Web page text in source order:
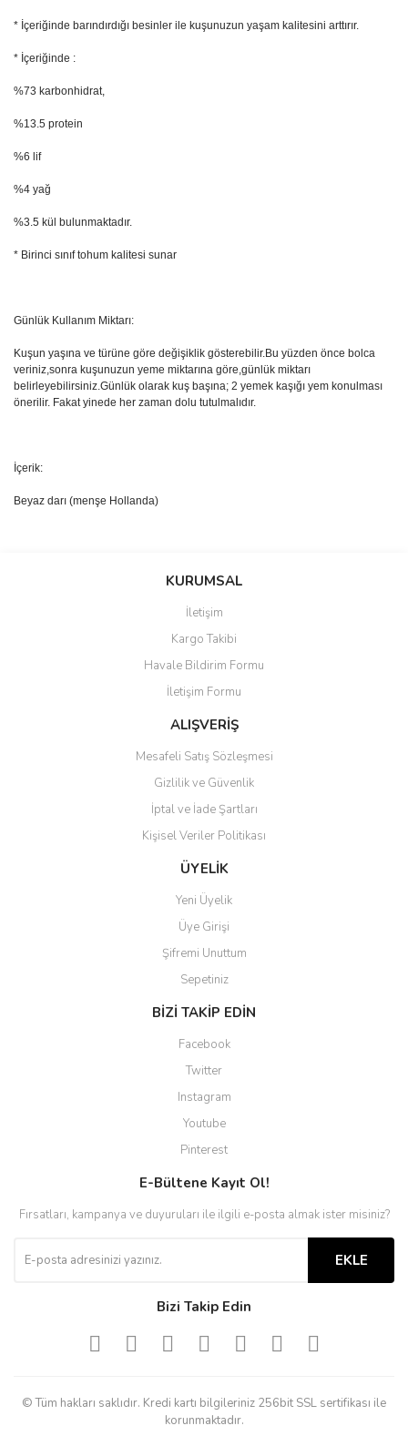
* İçeriğinde barındırdığı besinler ile kuşunuzun yaşam kalitesini arttırır.
* İçeriğinde :
%73 karbonhidrat,
%13.5 protein
%6 lif
%4 yağ
%3.5 kül bulunmaktadır.
* Birinci sınıf tohum kalitesi sunar
Günlük Kullanım Miktarı:
Kuşun yaşına ve türüne göre değişiklik gösterebilir.Bu yüzden önce bolca
veriniz,sonra kuşunuzun yeme miktarına göre,günlük miktarı
belirleyebilirsiniz.Günlük olarak kuş başına; 2 yemek kaşığı yem konulması
önerilir. Fakat yinede her zaman dolu tutulmalıdır.
İçerik:
Beyaz darı (menşe Hollanda)
Bu ürüne ilk yorumu siz yapın!
Ürün resmi kalitesiz, bozuk veya görüntülenemiyor.
Ürün açıklamasında eksik bilgiler bulunuyor.
Ürün bilgilerinde hatalar bulunuyor.
Ürün fiyatı diğer sitelerden daha pahalı.
Gönder
KURUMSAL
İletişim
Kargo Takibi
Havale Bildirim Formu
İletişim Formu
ALIŞVERİŞ
Mesafeli Satış Sözleşmesi
Gizlilik ve Güvenlik
İptal ve İade Şartları
Kişisel Veriler Politikası
ÜYELİK
Yeni Üyelik
Üye Girişi
Şifremi Unuttum
Sepetiniz
BİZİ TAKİP EDİN
Facebook
Twitter
Instagram
Youtube
Pinterest
E-Bültene Kayıt Ol!
Fırsatları, kampanya ve duyuruları ile ilgili e-posta almak ister misiniz?
EKLE
Bizi Takip Edin
© Tüm hakları saklıdır. Kredi kartı bilgileriniz 256bit SSL sertifikası ile
korunmaktadır.